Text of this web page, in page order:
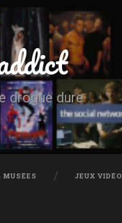
drogue dure
JEUX VIDÉO